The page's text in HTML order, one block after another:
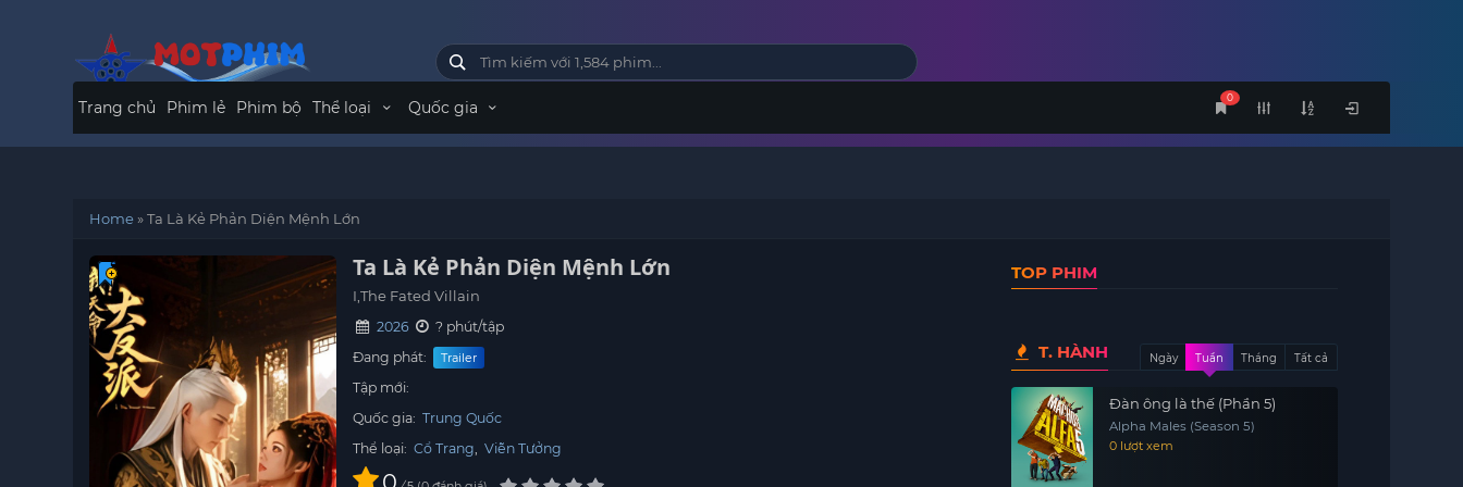
0
Trang chủ Phim lẻ Phim bộ Thể loại Quốc gia
Home»Ta Là Kẻ Phản Diện Mệnh Lớn
Ta Là Kẻ Phản Diện Mệnh Lớn
I,The Fated Villain
2026
? phút/tập
Đang phát:
Trailer
Tập mới:
Quốc gia: Trung Quốc
Thể loại: Cổ Trang, Viễn Tưởng
TOP PHIM
T. HÀNH Ngày Tuần Tháng Tất cả
Đàn ông là thế (Phần 5)
Alpha Males (Season 5)
0 lượt xem